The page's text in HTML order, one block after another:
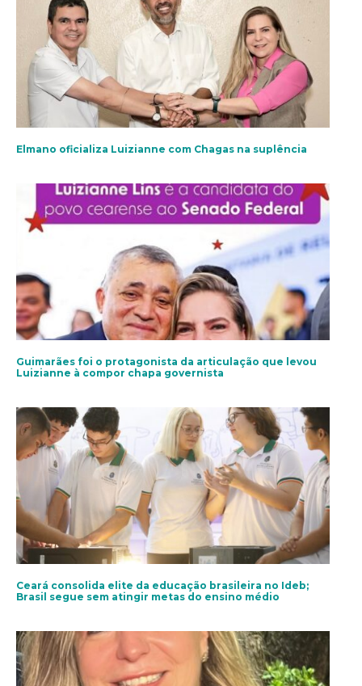
Elmano oficializa Luizianne com Chagas na suplência
Guimarães foi o protagonista da articulação que levou
Luizianne à compor chapa governista
Ceará consolida elite da educação brasileira no Ideb;
Brasil segue sem atingir metas do ensino médio